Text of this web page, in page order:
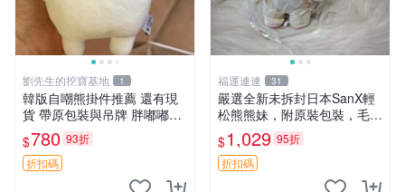
劉先生的挖寶基地 1
韓版自嘲熊掛件推薦 還有現
貨 帶原包裝與吊牌 胖嘟嘟超
可愛 毛絨手感佳 小熊掛件 自
嘲抱枕 小熊抱枕
$780 93折
折扣碼
福運連連 31
嚴選全新未拆封日本SanX輕
松熊熊妹，附原裝包裝，毛絨
質地極佳，細膩可愛，推薦收
藏兼送禮，適合女性好友或家
人，限量釋出。鬆熊、熊玩
$1,029 95折
折扣碼